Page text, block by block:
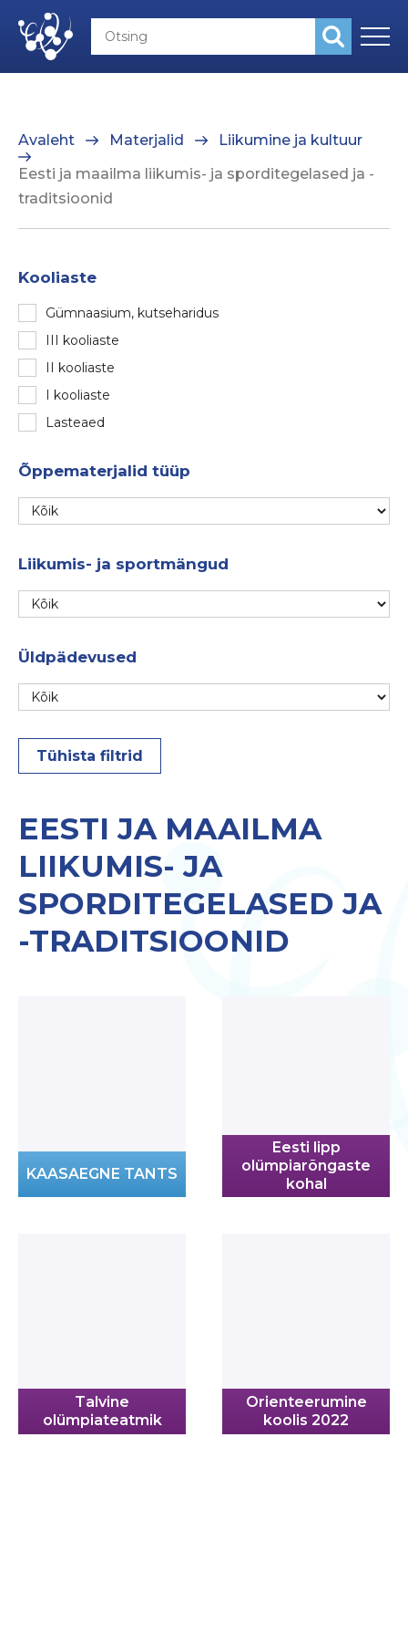
Avaleht Materjalid
Liikumine ja kultuur
Eesti ja maailma liikumis- ja sporditegelased ja -
traditsioonid
Kooliaste
Gümnaasium, kutseharidus
III kooliaste
II kooliaste
I kooliaste
Lasteaed
Õppematerjalid tüüp
Liikumis- ja sportmängud
Üldpädevused
Tühista filtrid
EESTI JA MAAILMA
LIIKUMIS- JA
SPORDITEGELASED JA
-TRADITSIOONID
KAASAEGNE TANTS
Eesti lipp
olümpiarõngaste
kohal
Talvine
olümpiateatmik
Orienteerumine
koolis 2022